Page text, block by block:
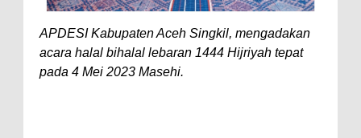
APDESI Kabupaten Aceh Singkil, mengadakan
acara halal bihalal lebaran 1444 Hijriyah tepat
pada 4 Mei 2023 Masehi.